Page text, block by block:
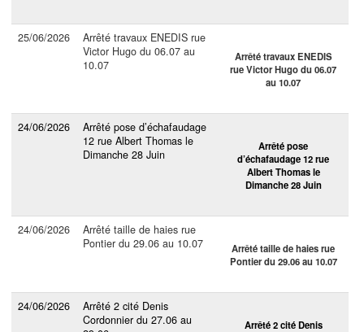
25/06/2026
Arrêté travaux ENEDIS rue
Victor Hugo du 06.07 au
10.07
Arrêté travaux ENEDIS
rue Victor Hugo du 06.07
au 10.07
24/06/2026
Arrêté pose d’échafaudage
12 rue Albert Thomas le
Dimanche 28 Juin
Arrêté pose
d’échafaudage 12 rue
Albert Thomas le
Dimanche 28 Juin
24/06/2026
Arrêté taille de haies rue
Pontier du 29.06 au 10.07
Arrêté taille de haies rue
Pontier du 29.06 au 10.07
24/06/2026
Arrêté 2 cité Denis
Cordonnier du 27.06 au
Arrêté 2 cité Denis